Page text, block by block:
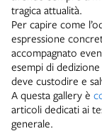
tragica attualità.
Per capire come
espressione
accompagnato
esempi di
deve custodire e
A questa gallery è
articoli dedicati ai
generale.